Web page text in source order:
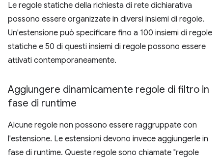
Le regole statiche della richiesta di rete dichiarativa
possono essere organizzate in diversi insiemi di regole.
Un'estensione può specificare fino a 100 insiemi di regole
statiche e 50 di questi insiemi di regole possono essere
attivati contemporaneamente.
Aggiungere dinamicamente regole di filtro in
fase di runtime
Alcune regole non possono essere raggruppate con
l'estensione. Le estensioni devono invece aggiungerle in
fase di runtime. Queste regole sono chiamate "regole